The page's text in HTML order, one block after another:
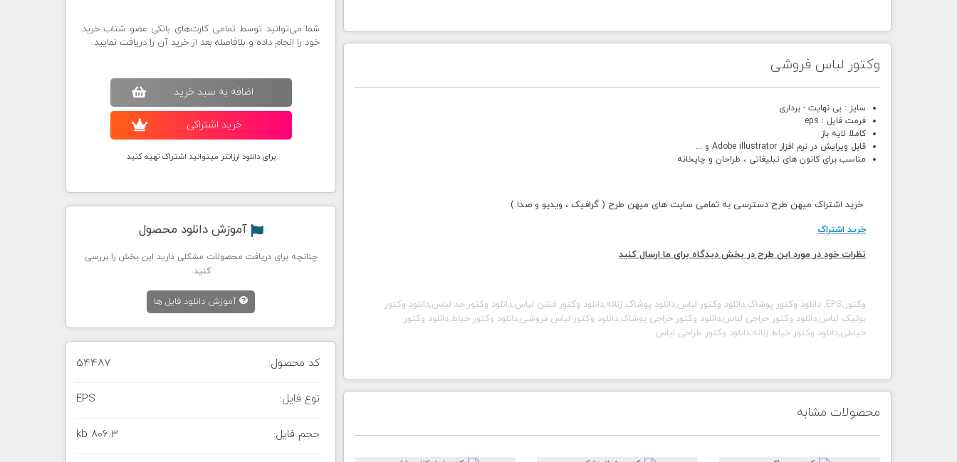
وکتور لباس فروشی
سایز : بی نهایت - برداری
فرمت فایل : eps
کاملا لایه باز
قابل ویرایش در نرم افزار Adobe illustrator و ...
مناسب برای کانون های تبلیغاتی ، طراحان و چاپخانه
خرید اشتراک میهن طرح دسترسی به تمامی سایت های میهن طرح ( گرافیک ، ویدیو و صدا )
خرید اشتراک
نظرات خود در مورد این طرح در بخش دیدگاه برای ما ارسال کنید
وکتور,EPS, دانلود وکتور پوشاک,دانلود وکتور لباس,دانلود پوشاک زنانه,دانلود وکتور فشن لباس,دانلود وکتور مد لباس,دانلود وکتور
بوتیک لباس,دانلود وکتور حراجی لباس,دانلود وکتور حراجی پوشاک,دانلود وکتور لباس فروشی,دانلود وکتور خیاط,دانلود وکتور
خیاطی,دانلود وکتور خیاط زنانه,دانلود وکتور طراحی لباس
محصولات مشابه
شما می‌توانید توسط تمامی کارت‌های بانکی عضو شتاب خرید
خود را انجام داده و بلافاصله بعد از خرید آن را دریافت نمایید.
اضافه به سبد خريد
خريد اشتراکی
برای دانلود ارزانتر میتوانید اشتراک تهیه کنید
آموزش دانلود محصول
چنانچه برای دریافت محصولات مشکلی دارید این بخش را بررسی
کنید.
آموزش دانلود فایل ها
کد محصول: 54487
نوع فایل: EPS
حجم فایل: 806.3 kb